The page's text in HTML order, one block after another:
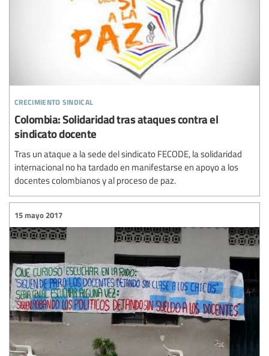
crecimiento sindical
Colombia: Solidaridad tras ataques contra el
sindicato docente
Tras un ataque a la sede del sindicato FECODE, la solidaridad
internacional no ha tardado en manifestarse en apoyo a los
docentes colombianos y al proceso de paz.
15 mayo 2017